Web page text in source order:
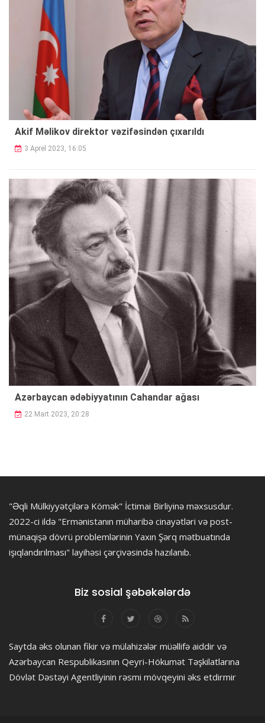
Akif Məlikov direktor vəzifəsindən çıxarıldı
3 Aprel 2023, 16:05
Azərbaycan ədəbiyyatının Cahandar ağası
22 Mart 2023, 20:28
"Əqli Mülkiyyətçilərə Kömək" İctimai Birliyinə məxsusdur.
2022-ci ildə "Ermənistanın müharibə cinayətləri və post-
münaqişə dövrü problemlərinin Yaxın Şərq mətbuatında
işıqlandırılması" layihəsi çərçivəsində hazılanıb.
Biz sosial şəbəkələrdə
Saytda əks olunan fikir və mülahizələr müəllifə aiddir və
Azərbaycan Respublikasının Qeyri-Hökumət Təşkilatlarına
Dövlət Dəstəyi Agentliyinin rəsmi mövqeyini əks etdirmir